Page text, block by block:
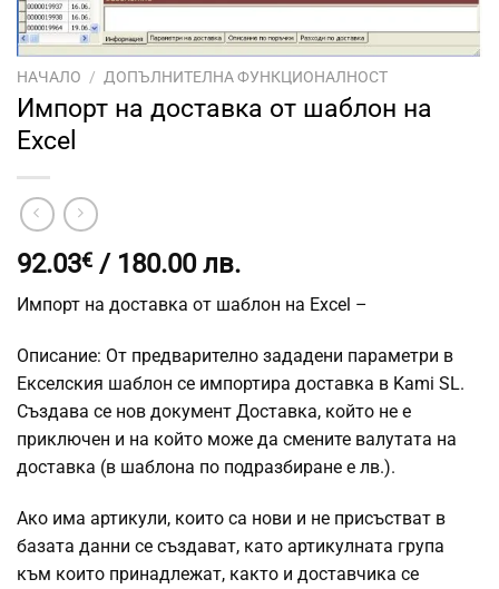
НАЧАЛО / ДОПЪЛНИТЕЛНА ФУНКЦИОНАЛНОСТ
Импорт на доставка от шаблон на
Excel
92.03€ / 180.00 лв.
Импорт на доставка от шаблон на Excel –
Описание: От предварително зададени параметри в
Екселския шаблон се импортира доставка в Kami SL.
Създава се нов документ Доставка, който не е
приключен и на който може да смените валутата на
доставка (в шаблона по подразбиране е лв.).
Ако има артикули, които са нови и не присъстват в
базата данни се създават, като артикулната група
към които принадлежат, както и доставчика се